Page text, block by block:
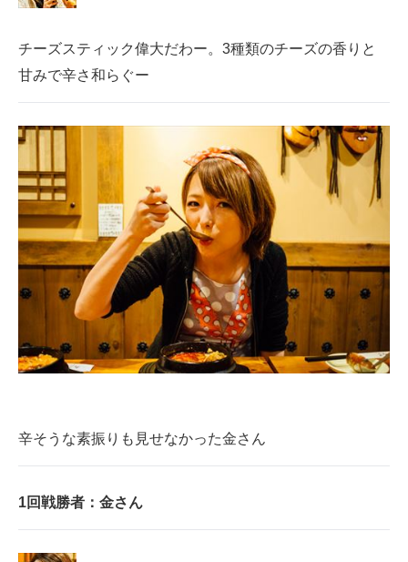
チーズスティック偉大だわー。3種類のチーズの香りと
甘みで辛さ和らぐー
辛そうな素振りも見せなかった金さん
1回戦勝者：金さん